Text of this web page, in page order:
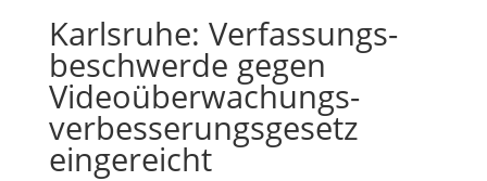
Karlsruhe: Verfassungs­
beschwerde gegen
Videoüberwachungs­
verbesserungs­gesetz
eingereicht